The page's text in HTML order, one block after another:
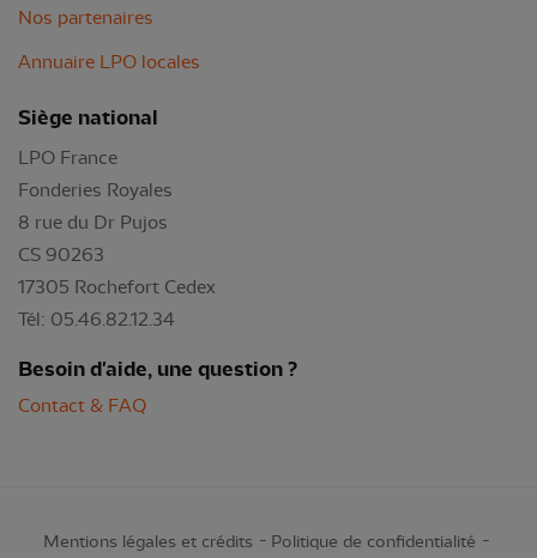
Nos partenaires
Annuaire LPO locales
Siège national
LPO France
Fonderies Royales
8 rue du Dr Pujos
CS 90263
17305 Rochefort Cedex
Tél: 05.46.82.12.34
Besoin d'aide, une question ?
Contact & FAQ
Mentions légales et crédits Politique de confidentialité